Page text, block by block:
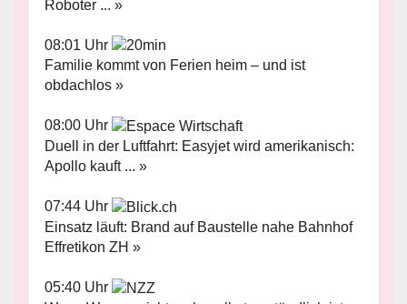
Roboter ... »
08:01 Uhr
Familie kommt von Ferien heim – und ist
obdachlos »
08:00 Uhr
Duell in der Luftfahrt: Easyjet wird amerikanisch:
Apollo kauft ... »
07:44 Uhr
Einsatz läuft: Brand auf Baustelle nahe Bahnhof
Effretikon ZH »
05:40 Uhr